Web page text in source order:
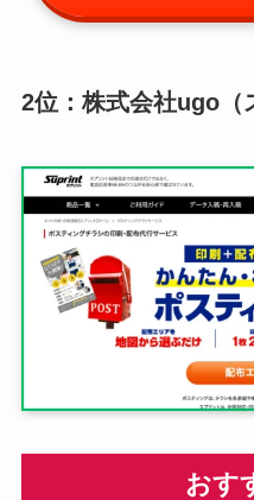
2位：株式会社ugo（
おす